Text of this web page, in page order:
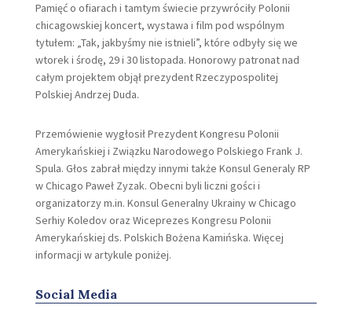
Pamięć o ofiarach i tamtym świecie przywróciły Polonii
chicagowskiej koncert, wystawa i film pod wspólnym
tytułem: „Tak, jakbyśmy nie istnieli”, które odbyły się we
wtorek i środę, 29 i 30 listopada. Honorowy patronat nad
całym projektem objął prezydent Rzeczypospolitej
Polskiej Andrzej Duda.
Przemówienie wygłosił Prezydent Kongresu Polonii
Amerykańskiej i Związku Narodowego Polskiego Frank J.
Spula. Głos zabrał między innymi także Konsul Generaly RP
w Chicago Paweł Zyzak. Obecni byli liczni gości i
organizatorzy m.in. Konsul Generalny Ukrainy w Chicago
Serhiy Koledov oraz Wiceprezes Kongresu Polonii
Amerykańskiej ds. Polskich Bożena Kamińska. Więcej
informacji w artykule poniżej.
Social Media